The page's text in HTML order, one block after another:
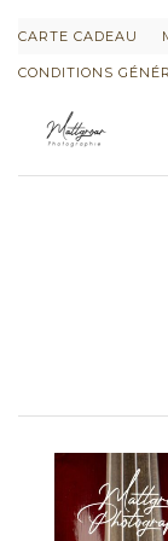
CARTE CADEAU
CONDITIONS